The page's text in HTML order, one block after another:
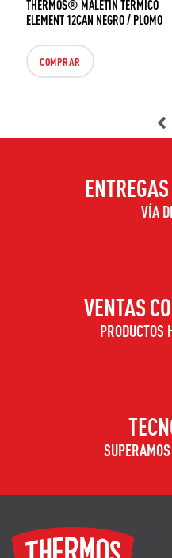
THERMOS® MALETÍN TÉRMICO
ELEMENT 12CAN NEGRO / PLOMO
COMPRAR
VÍA
VENTAS
PRODUCTOS